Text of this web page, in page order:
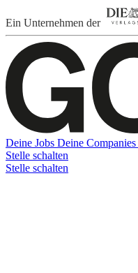
Ein Unternehmen der
Deine Jobs Deine Companies
Stelle schalten
Stelle schalten